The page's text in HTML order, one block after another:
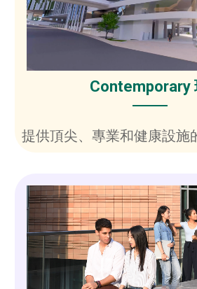
Contemporary
提供頂尖、專業和健康設施